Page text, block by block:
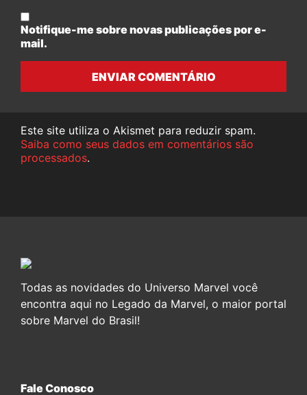
Notifique-me sobre novas publicações por e-
mail.
ENVIAR COMENTÁRIO
Este site utiliza o Akismet para reduzir spam.
Saiba como seus dados em comentários são
processados.
Todas as novidades do Universo Marvel você
encontra aqui no Legado da Marvel, o maior portal
sobre Marvel do Brasil!
Fale Conosco